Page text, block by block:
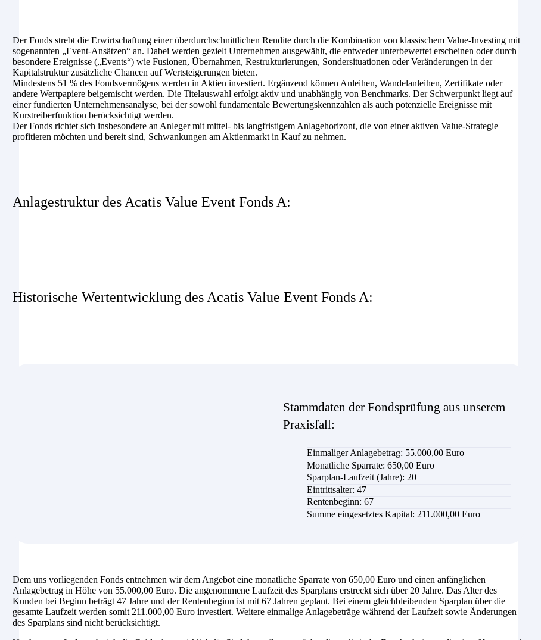
Der Fonds strebt die Erwirtschaftung einer überdurchschnittlichen Rendite durch die Kombination von klassischem Value-Investing mit
sogenannten „Event-Ansätzen“ an. Dabei werden gezielt Unternehmen ausgewählt, die entweder unterbewertet erscheinen oder durch
besondere Ereignisse („Events“) wie Fusionen, Übernahmen, Restrukturierungen, Sondersituationen oder Veränderungen in der
Kapitalstruktur zusätzliche Chancen auf Wertsteigerungen bieten.
Mindestens 51 % des Fondsvermögens werden in Aktien investiert. Ergänzend können Anleihen, Wandelanleihen, Zertifikate oder
andere Wertpapiere beigemischt werden. Die Titelauswahl erfolgt aktiv und unabhängig von Benchmarks. Der Schwerpunkt liegt auf
einer fundierten Unternehmensanalyse, bei der sowohl fundamentale Bewertungskennzahlen als auch potenzielle Ereignisse mit
Kurstreiberfunktion berücksichtigt werden.
Der Fonds richtet sich insbesondere an Anleger mit mittel- bis langfristigem Anlagehorizont, die von einer aktiven Value-Strategie
profitieren möchten und bereit sind, Schwankungen am Aktienmarkt in Kauf zu nehmen.
Anlagestruktur des Acatis Value Event Fonds A:
Historische Wertentwicklung des Acatis Value Event Fonds A:
Stammdaten der Fondsprüfung aus unserem
Praxisfall:
Einmaliger Anlagebetrag: 55.000,00 Euro
Monatliche Sparrate: 650,00 Euro
Sparplan-Laufzeit (Jahre): 20
Eintrittsalter: 47
Rentenbeginn: 67
Summe eingesetztes Kapital: 211.000,00 Euro
Dem uns vorliegenden Fonds entnehmen wir dem Angebot eine monatliche Sparrate von 650,00 Euro und einen anfänglichen
Anlagebetrag in Höhe von 55.000,00 Euro. Die angenommene Laufzeit des Sparplans erstreckt sich über 20 Jahre. Das Alter des
Kunden bei Beginn beträgt 47 Jahre und der Rentenbeginn ist mit 67 Jahren geplant. Bei einem gleichbleibenden Sparplan über die
gesamte Laufzeit werden somit 211.000,00 Euro investiert. Weitere einmalige Anlagebeträge während der Laufzeit sowie Änderungen
des Sparplans sind nicht berücksichtigt.